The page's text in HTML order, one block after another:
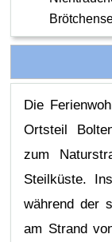
Die
Ortsteil
zum
Steilküste.
während der
am Strand